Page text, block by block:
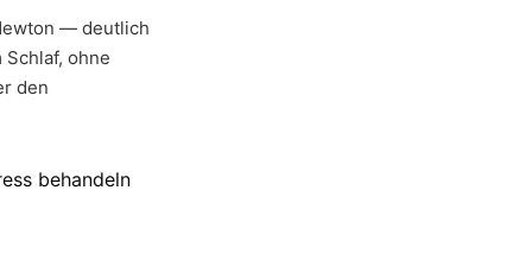
— deutlich
ohne
den